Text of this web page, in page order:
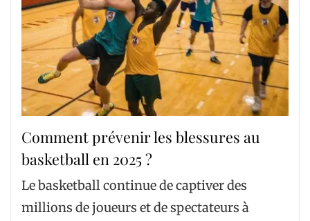
Comment prévenir les blessures au
basketball en 2025 ?
Le basketball continue de captiver des
millions de joueurs et de spectateurs à